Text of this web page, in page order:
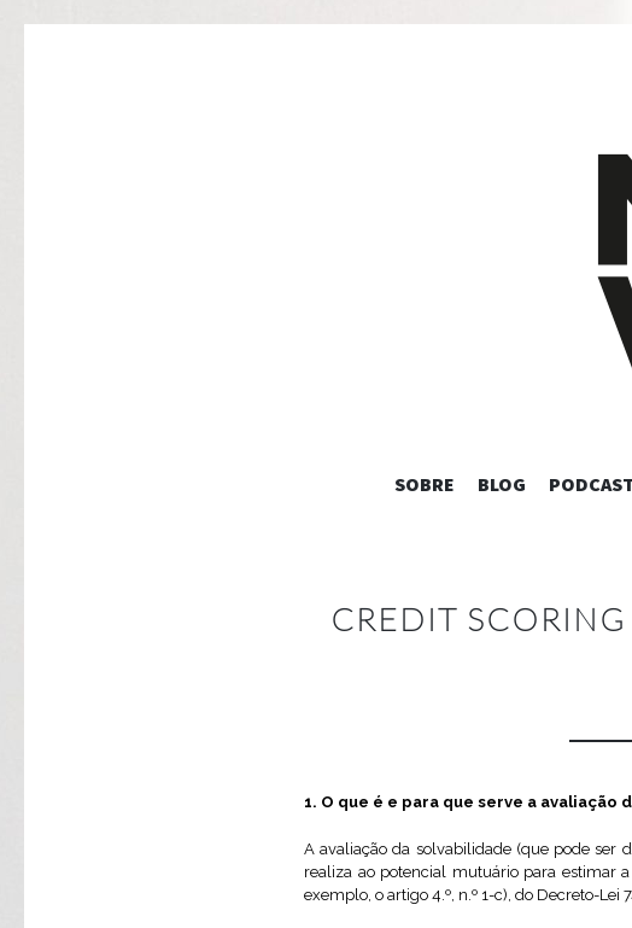
SOBRE BLOG PODCAST
CREDIT
1. O que é e para que serve a avaliação
A avaliação da solvabilidade (que pode ser
realiza ao potencial mutuário para estimar
exemplo, o artigo 4.º, n.º 1-c), do Decreto-Lei